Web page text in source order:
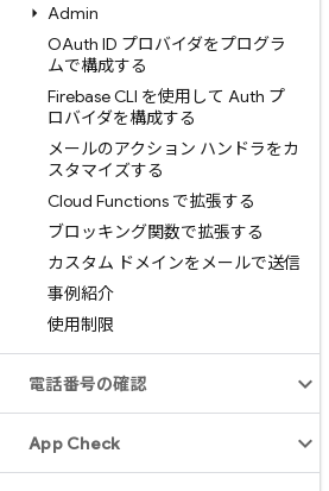
Admin
OAuth ID プロバイダをプログラ
ムで構成する
Firebase CLI を使用して Auth プ
ロバイダを構成する
メールのアクション ハンドラをカ
スタマイズする
Cloud Functions で拡張する
ブロッキング関数で拡張する
カスタム ドメインをメールで送信
事例紹介
使用制限
電話番号の確認
App Check